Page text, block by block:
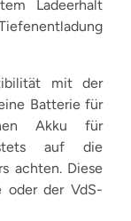
Ladeerhalt
mit der
Batterie für
Akku für
auf die
achten. Diese
oder der VdS-